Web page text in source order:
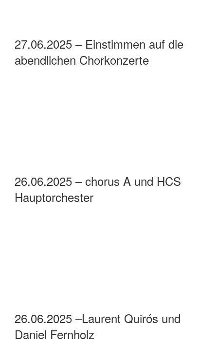
27.06.2025 – Einstimmen auf die
abendlichen Chorkonzerte
26.06.2025 – chorus A und HCS
Hauptorchester
26.06.2025 –Laurent Quirós und
Daniel Fernholz